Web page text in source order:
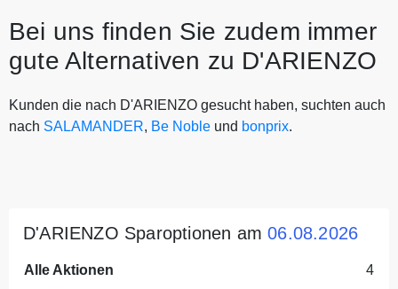
Bei uns finden Sie zudem immer
gute Alternativen zu D'ARIENZO
Kunden die nach D'ARIENZO gesucht haben, suchten auch
nach SALAMANDER, Be Noble und bonprix.
D'ARIENZO Sparoptionen am06.08.2026
Alle Aktionen
4